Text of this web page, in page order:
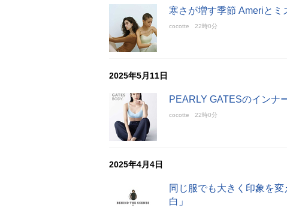
寒さが増す季節 Ameriと
cocotte 22時0分
2025年5月11日
PEARLY GATESのインナ
cocotte 22時0分
2025年4月4日
同じ服でも大きく印象を
白」